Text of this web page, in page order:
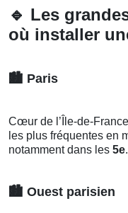
🔹 Les
où installer
🏙️ Paris
Cœur de l’Île-de-
les plus fréquentes en
notamment dans les 5e.
🏙️ Ouest parisien